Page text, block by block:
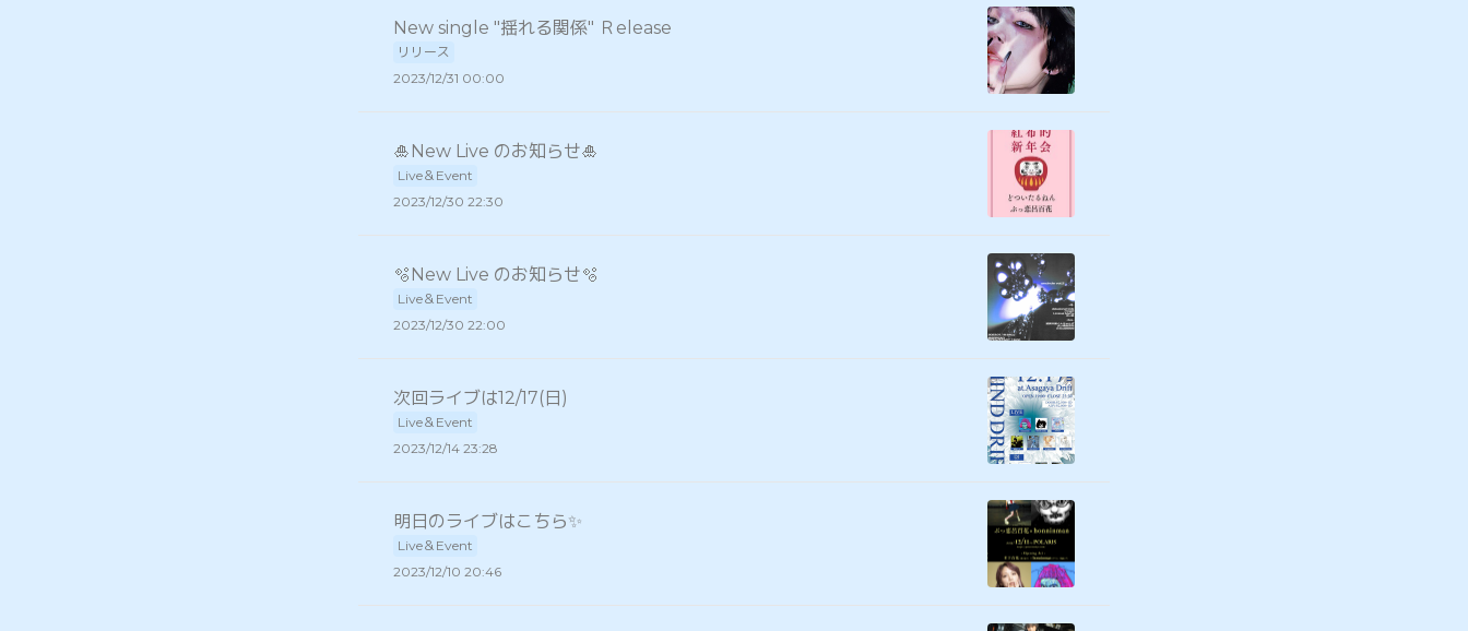
New single "揺れる関係" Ｒelease
リリース
2023/12/31 00:00
🎍New Live のお知らせ🎍
Live＆Event
2023/12/30 22:30
🫧New Live のお知らせ🫧
Live＆Event
2023/12/30 22:00
次回ライブは12/17(日)
Live＆Event
2023/12/14 23:28
明日のライブはこちら✨
Live＆Event
2023/12/10 20:46